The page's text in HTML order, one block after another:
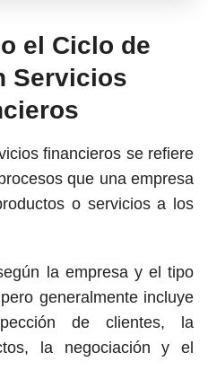
el Ciclo de
Servicios
financieros se refiere
que una empresa
o servicios a los
la empresa y el tipo
generalmente incluye
de clientes, la
la negociación y el